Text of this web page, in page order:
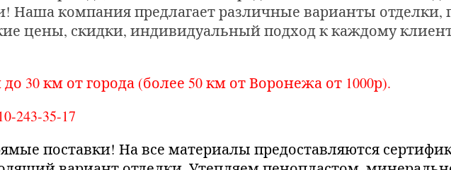
компания предлагает различные варианты отделки,
цены, скидки, индивидуальный подход к каждому
30 км от города (более 50 км от Воронежа от 1000р).
243-35-17
поставки! На все материалы предоставляются